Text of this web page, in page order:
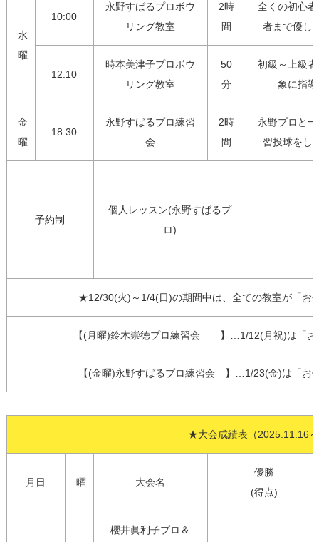
水
曜
10:00
永野すばるプロボウ
リング教室
2時
間
全くの初心
者まで優し
12:10
時本美津子プロボウ
リング教室
50
分
初級～上級
象に指
金
曜
18:30
永野すばるプロ練習
会
2時
間
永野プロと
習投球をし
予約制
個人レッスン(永野すばるプ
ロ)
★12/30(火)～1/4(日)の期間中は、全ての教室が「お
【(月曜)鈴木崇徳プロ練習会　　】…1/12(月祝)は「
【(金曜)永野すばるプロ練習会　】…1/23(金)は「お
★大会成績表（2025.11.16
月日 曜 大会名
優勝
(得点)
櫻井眞利子プロ＆